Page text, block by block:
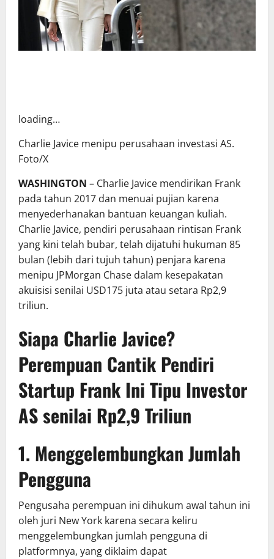
loading…
Charlie Javice menipu perusahaan investasi AS.
Foto/X
WASHINGTON – Charlie Javice mendirikan Frank
pada tahun 2017 dan menuai pujian karena
menyederhanakan bantuan keuangan kuliah.
Charlie Javice, pendiri perusahaan rintisan Frank
yang kini telah bubar, telah dijatuhi hukuman 85
bulan (lebih dari tujuh tahun) penjara karena
menipu JPMorgan Chase dalam kesepakatan
akuisisi senilai USD175 juta atau setara Rp2,9
triliun.
Siapa Charlie Javice?
Perempuan Cantik Pendiri
Startup Frank Ini Tipu Investor
AS senilai Rp2,9 Triliun
1. Menggelembungkan Jumlah
Pengguna
Pengusaha perempuan ini dihukum awal tahun ini
oleh juri New York karena secara keliru
menggelembungkan jumlah pengguna di
platformnya, yang diklaim dapat